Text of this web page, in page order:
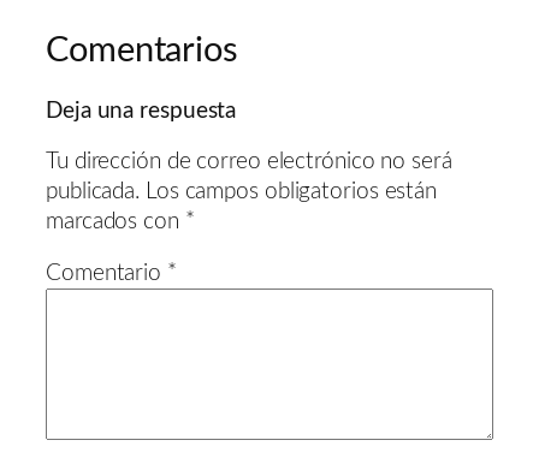
Comentarios
Deja una respuesta
Tu dirección de correo electrónico no será
publicada.
Los campos obligatorios están
marcados con *
Comentario *